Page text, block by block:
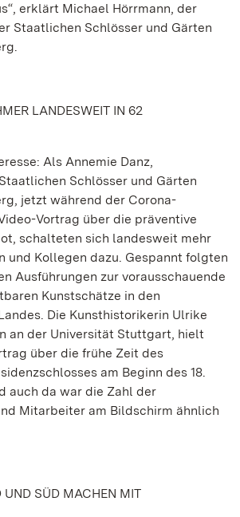
erklärt Michael Hörrmann, der
Staatlichen Schlösser und Gärten
LANDESWEIT IN 62
Als Annemie Danz,
Schlösser und Gärten
jetzt während der Corona-
Vortrag über die präventive
schalteten sich landesweit mehr
und Kollegen dazu. Gespannt folgten
Ausführungen zur vorausschauende
Kunstschätze in den
Die Kunsthistorikerin Ulrike
an der Universität Stuttgart, hielt
über die frühe Zeit des
am Beginn des 18.
auch da war die Zahl der
Mitarbeiter am Bildschirm ähnlich
UND SÜD MACHEN MIT